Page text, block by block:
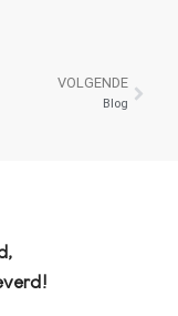
VOLGENDE
Blog